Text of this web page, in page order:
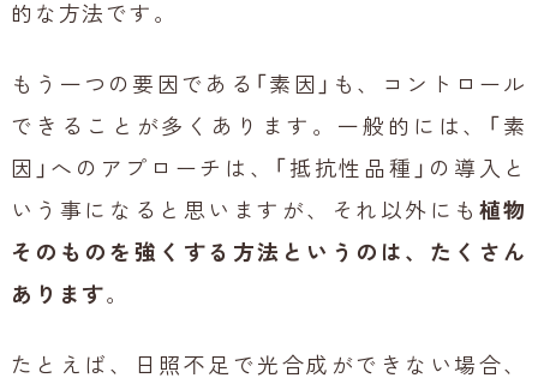
的な方法です。
もう一つの要因である「素因」も、コントロール
できることが多くあります。一般的には、「素
因」へのアプローチは、「抵抗性品種」の導入と
いう事になると思いますが、それ以外にも 植物
そのものを強くする方法というのは、たくさん
あります。
たとえば、日照不足で光合成ができない場合、